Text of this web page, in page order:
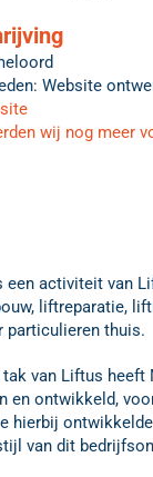
Website
wij nog meer
activiteit van
liftreparatie,
particulieren thuis.
van Liftus heeft
en ontwikkeld,
hierbij
van dit